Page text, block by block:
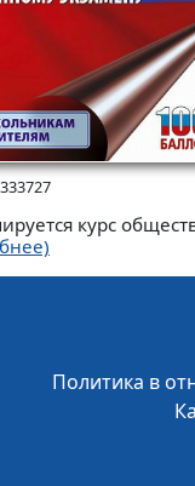
курс
Политика в